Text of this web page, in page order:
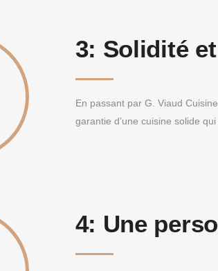
3: Solidité
En passant par G. Viaud
garantie d’une cuisine solide
4: Une